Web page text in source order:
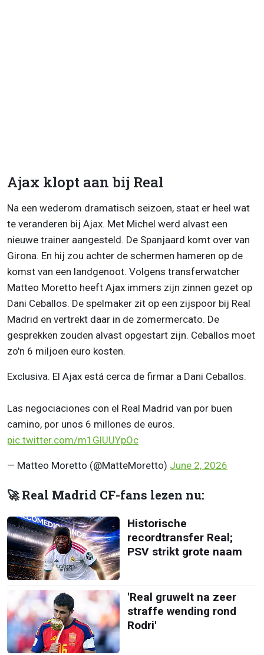
Ajax klopt aan bij Real
Na een wederom dramatisch seizoen, staat er heel wat
te veranderen bij Ajax. Met Michel werd alvast een
nieuwe trainer aangesteld. De Spanjaard komt over van
Girona. En hij zou achter de schermen hameren op de
komst van een landgenoot. Volgens transferwatcher
Matteo Moretto heeft Ajax immers zijn zinnen gezet op
Dani Ceballos. De spelmaker zit op een zijspoor bij Real
Madrid en vertrekt daar in de zomermercato. De
gesprekken zouden alvast opgestart zijn. Ceballos moet
zo'n 6 miljoen euro kosten.
Exclusiva. El Ajax está cerca de firmar a Dani Ceballos.
Las negociaciones con el Real Madrid van por buen
camino, por unos 6 millones de euros.
pic.twitter.com/m1GlUUYpOc
— Matteo Moretto (@MatteMoretto) June 2, 2026
🚀 Real Madrid CF-fans lezen nu:
Historische
recordtransfer Real;
PSV strikt grote naam
'Real gruwelt na zeer
straffe wending rond
Rodri'